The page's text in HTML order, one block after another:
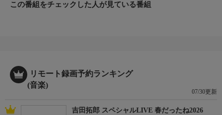
♪サマー・ラブ／尾崎紀世彦
♪風のエオリア／徳永英明
ほか
この番組をチェックした人が見ている番組
リモート録画予約ランキング
(音楽)
07/30更新
吉田拓郎 スペシャルLIVE 春だったね2026